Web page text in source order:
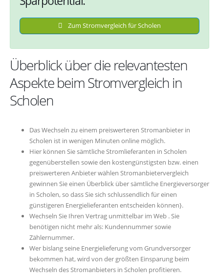
Zum Stromvergleich für Scholen
Überblick über die relevantesten
Aspekte beim Stromvergleich in
Scholen
Das Wechseln zu einem preiswerteren Stromanbieter in
Scholen ist in wenigen Minuten online möglich.
Hier können Sie sämtliche Stromlieferanten in Scholen
gegenüberstellen sowie den kostengünstigsten bzw. einen
preiswerteren Anbieter wählen Stromanbietervergleich
gewinnen Sie einen Überblick über sämtliche Energieversorger
in Scholen, so dass Sie sich schlussendlich für einen
günstigeren Energielieferanten entscheiden können}.
Wechseln Sie Ihren Vertrag unmittelbar im Web . Sie
benötigen nicht mehr als: Kundennummer sowie
Zählernummer.
Wer bislang seine Energielieferung vom Grundversorger
bekommen hat, wird von der größten Einsparung beim
Wechseln des Stromanbieters in Scholen profitieren.